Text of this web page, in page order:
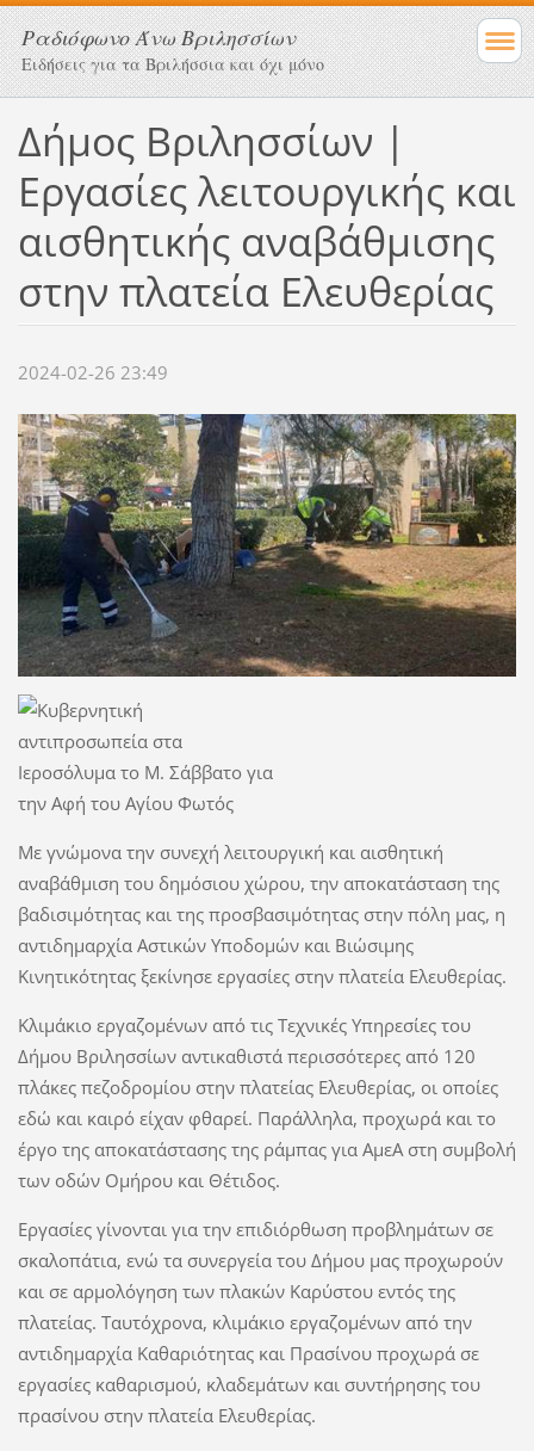
Ραδιόφωνο Άνω Βριλησσίων
Ειδήσεις για τα Βριλήσσια και όχι μόνο
Δήμος Βριλησσίων |
Εργασίες λειτουργικής και
αισθητικής αναβάθμισης
στην πλατεία Ελευθερίας
2024-02-26 23:49
Με γνώμονα τηv συνεχή λειτουργική και αισθητική
αναβάθμιση του δημόσιου χώρου, την αποκατάσταση της
βαδισιμότητας και της προσβασιμότητας στην πόλη μας, η
αντιδημαρχία Αστικών Υποδομών και Βιώσιμης
Κινητικότητας ξεκίνησε εργασίες στην πλατεία Ελευθερίας.
Κλιμάκιο εργαζομένων από τις Τεχνικές Υπηρεσίες του
Δήμου Βριλησσίων αντικαθιστά περισσότερες από 120
πλάκες πεζοδρομίου στην πλατείας Ελευθερίας, οι οποίες
εδώ και καιρό είχαν φθαρεί. Παράλληλα, προχωρά και το
έργο της αποκατάστασης της ράμπας για ΑμεΑ στη συμβολή
των οδών Ομήρου και Θέτιδος.
Εργασίες γίνονται για την επιδιόρθωση προβλημάτων σε
σκαλοπάτια, ενώ τα συνεργεία του Δήμου μας προχωρούν
και σε αρμολόγηση των πλακών Καρύστου εντός της
πλατείας. Ταυτόχρονα, κλιμάκιο εργαζομένων από την
αντιδημαρχία Καθαριότητας και Πρασίνου προχωρά σε
εργασίες καθαρισμού, κλαδεμάτων και συντήρησης του
πρασίνου στην πλατεία Ελευθερίας.